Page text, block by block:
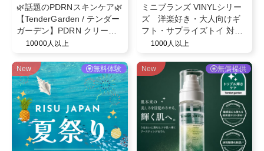
🌿話題のPDRNスキンケア🌿
【TenderGarden / テンダー
ガーデン】PDRN クリーム
シートマスク 30g × 5枚 モ
10000人以上
ミニブランズ VINYLシリー
ズ 洋楽好き・大人向けギ
フト・サプライズトイ 対象
年齢６歳以上
1000人以上
New 無料体験 New 無償提供